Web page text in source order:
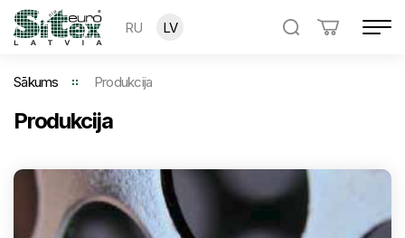
RU LV
Sākums Produkcija
Produkcija